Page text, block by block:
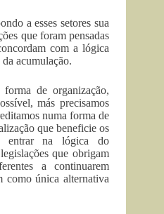
a esses setores sua
que foram pensadas
com a lógica
acumulação.
de organização,
más precisamos
numa forma de
que beneficie os
entrar na lógica do
que obrigam
a continuarem
como única alternativa